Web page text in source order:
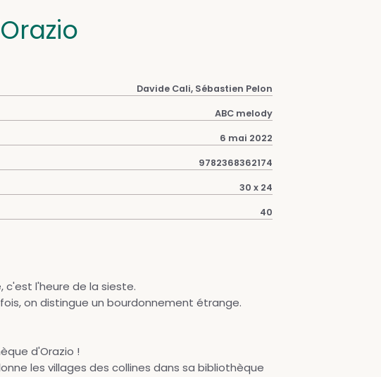
Davide Cali, Sébastien Pelon
ABC melody
6 mai 2022
9782368362174
30 x 24
40
c'est l'heure de la sieste.
on distingue un bourdonnement étrange.
d'Orazio !
les villages des collines dans sa bibliothèque